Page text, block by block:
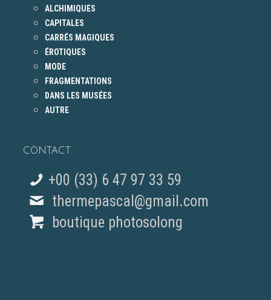
ALCHIMIQUES
CAPITALES
CARRÉS MAGIQUES
ÉROTIQUES
MODE
FRAGMENTATIONS
DANS LES MUSÉES
AUTRE
CONTACT
+00 (33) 6 47 97 33 59
thermepascal@gmail.com
boutique photosolong